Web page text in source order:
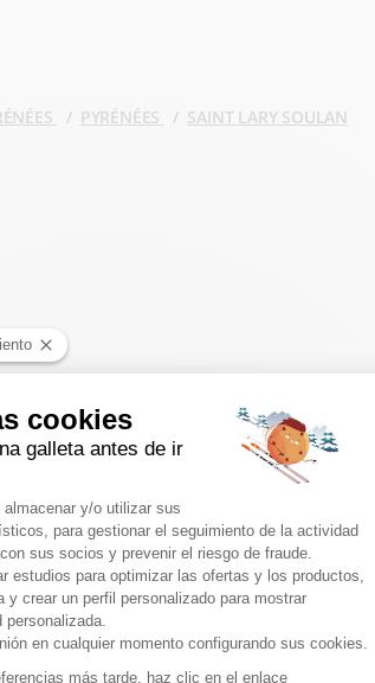
PYRÉNÉES SAINT LARY SOULAN
SOULAN : 1